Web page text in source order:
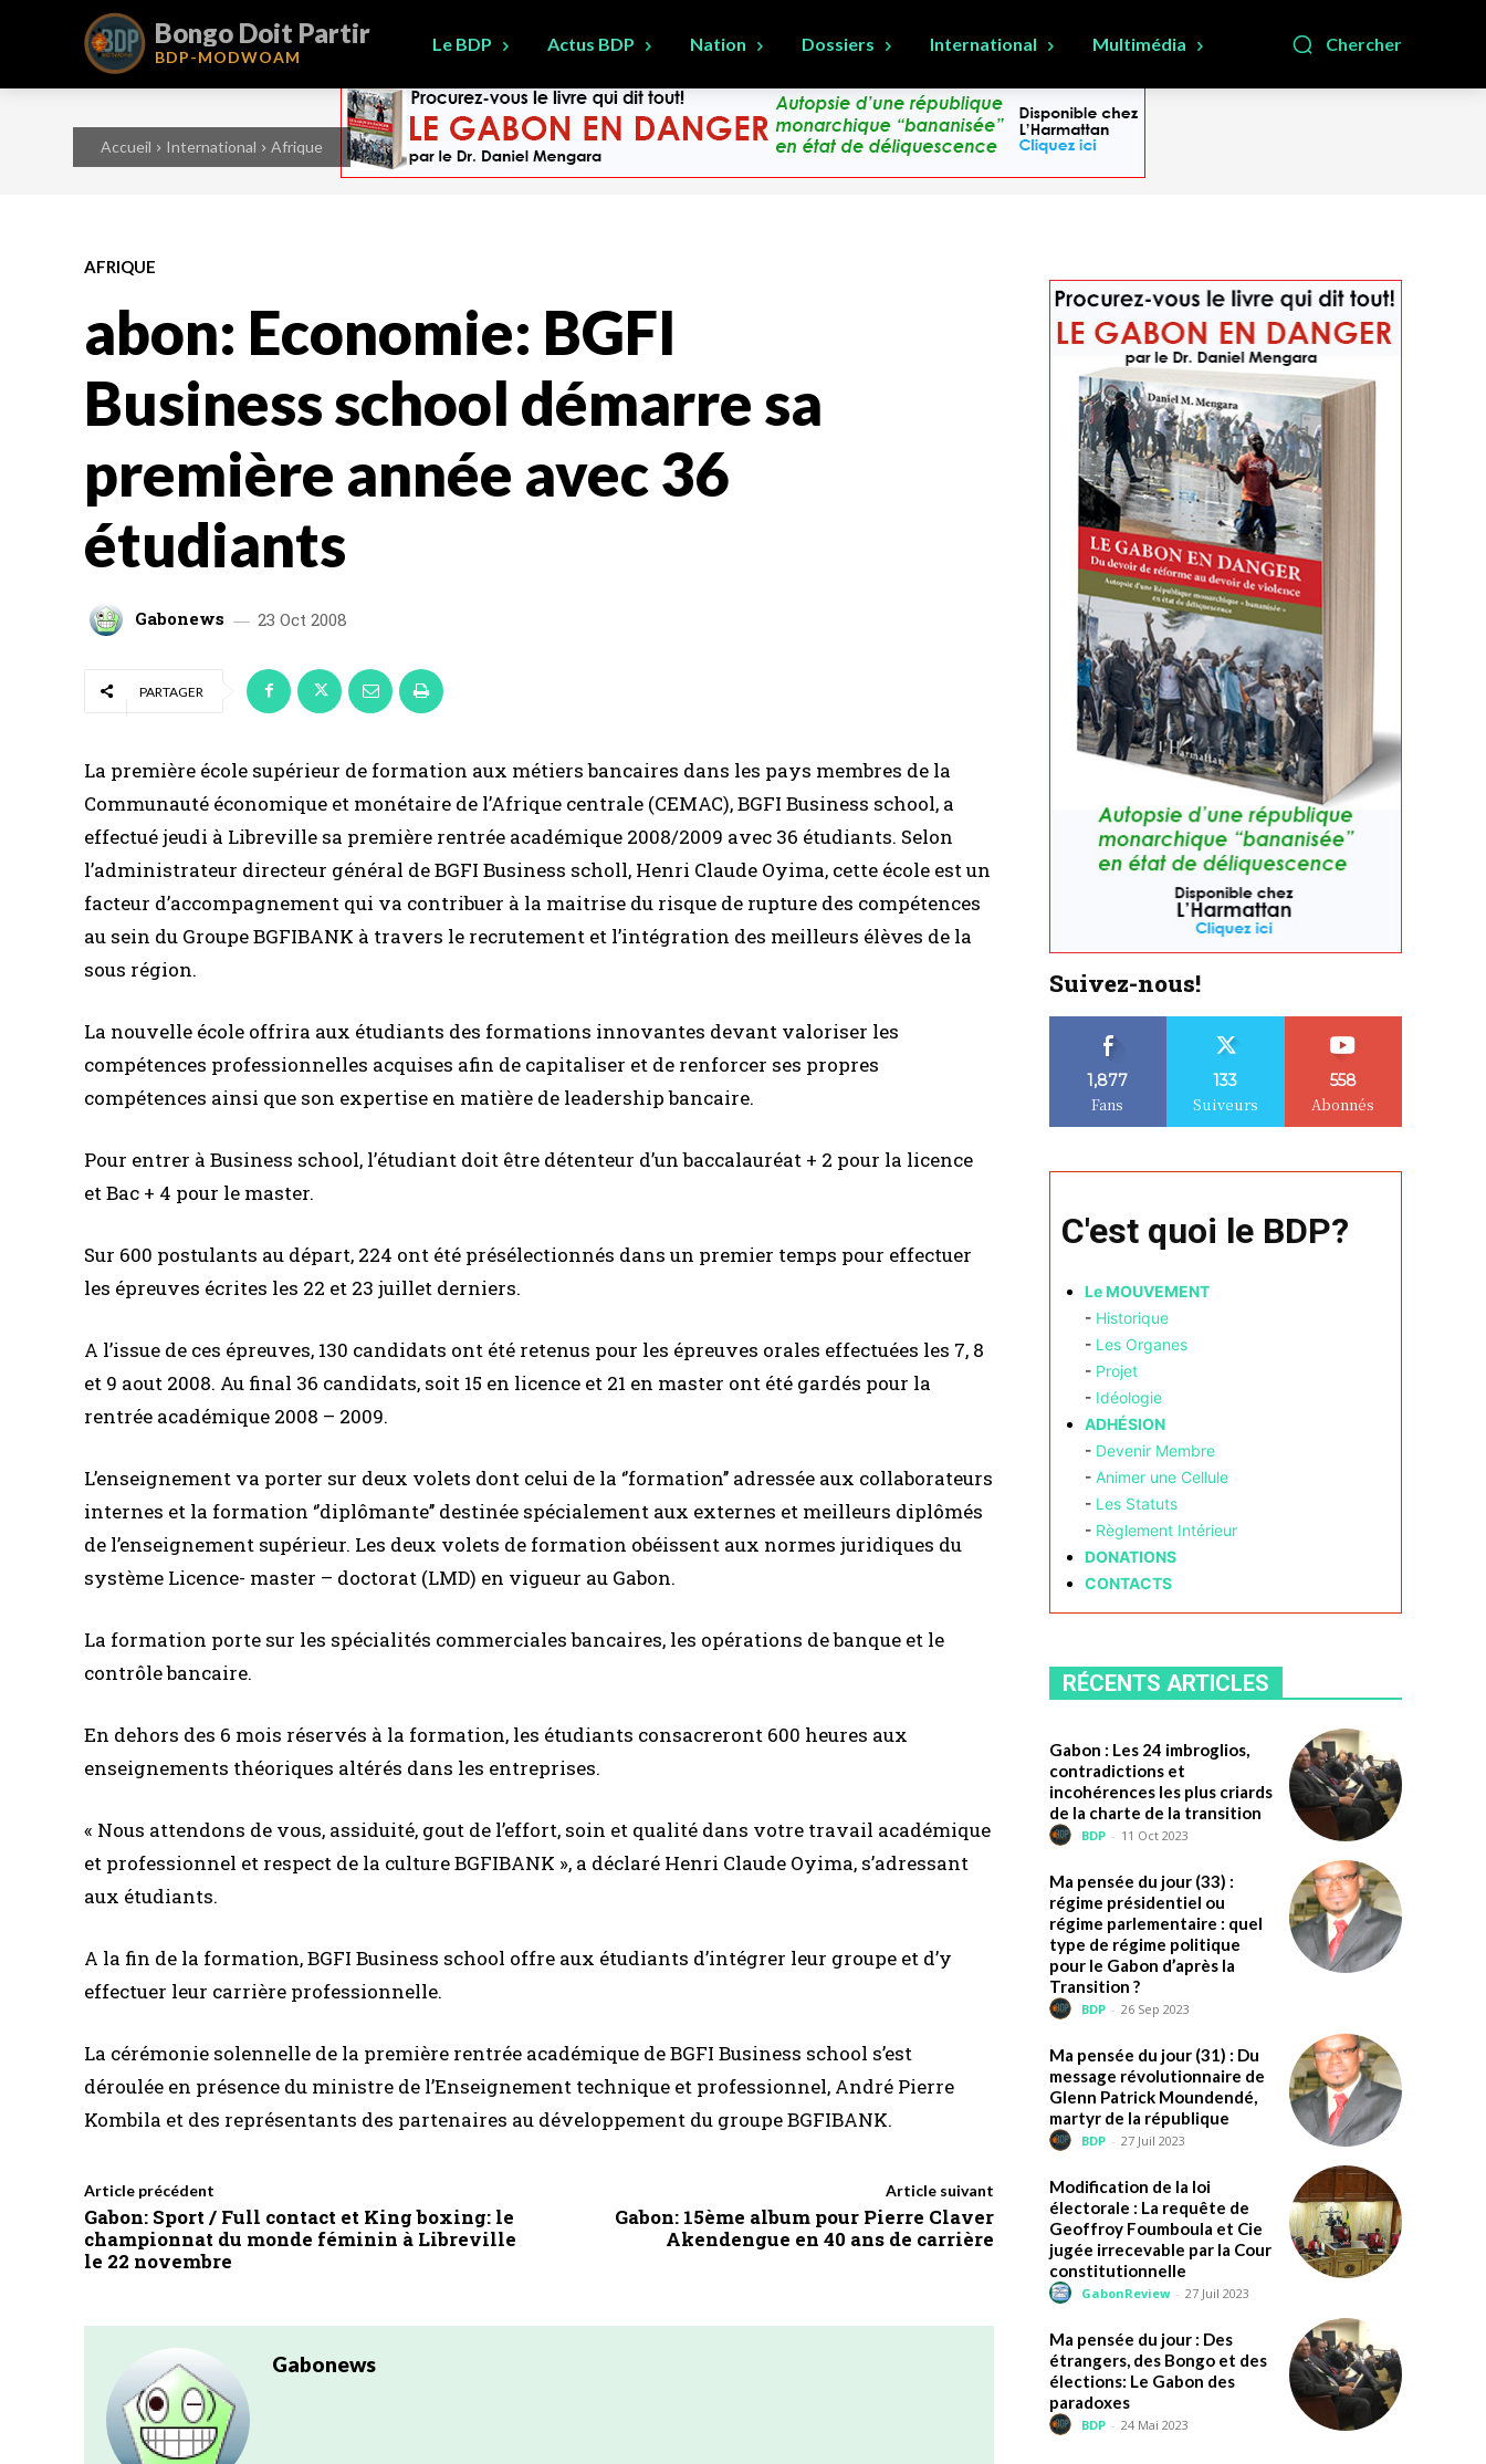
Bongo Doit Partir
BDP-MODWOAM
Chercher
Le BDP Actus BDP Nation Dossiers International Multimédia
Accueil International Afrique
AFRIQUE
abon: Economie: BGFI
Business school démarre sa
première année avec 36
étudiants
Gabonews 23 Oct 2008
PARTAGER
La première école supérieur de formation aux métiers bancaires dans les pays membres de la
Communauté économique et monétaire de l’Afrique centrale (CEMAC), BGFI Business school, a
effectué jeudi à Libreville sa première rentrée académique 2008/2009 avec 36 étudiants. Selon
l’administrateur directeur général de BGFI Business scholl, Henri Claude Oyima, cette école est un
facteur d’accompagnement qui va contribuer à la maitrise du risque de rupture des compétences
au sein du Groupe BGFIBANK à travers le recrutement et l’intégration des meilleurs élèves de la
sous région.
La nouvelle école offrira aux étudiants des formations innovantes devant valoriser les
compétences professionnelles acquises afin de capitaliser et de renforcer ses propres
compétences ainsi que son expertise en matière de leadership bancaire.
Pour entrer à Business school, l’étudiant doit être détenteur d’un baccalauréat + 2 pour la licence
et Bac + 4 pour le master.
Sur 600 postulants au départ, 224 ont été présélectionnés dans un premier temps pour effectuer
les épreuves écrites les 22 et 23 juillet derniers.
A l’issue de ces épreuves, 130 candidats ont été retenus pour les épreuves orales effectuées les 7, 8
et 9 aout 2008. Au final 36 candidats, soit 15 en licence et 21 en master ont été gardés pour la
rentrée académique 2008 – 2009.
L’enseignement va porter sur deux volets dont celui de la ‘’formation’’ adressée aux collaborateurs
internes et la formation ‘’diplômante’’ destinée spécialement aux externes et meilleurs diplômés
de l’enseignement supérieur. Les deux volets de formation obéissent aux normes juridiques du
système Licence- master – doctorat (LMD) en vigueur au Gabon.
La formation porte sur les spécialités commerciales bancaires, les opérations de banque et le
contrôle bancaire.
En dehors des 6 mois réservés à la formation, les étudiants consacreront 600 heures aux
enseignements théoriques altérés dans les entreprises.
« Nous attendons de vous, assiduité, gout de l’effort, soin et qualité dans votre travail académique
et professionnel et respect de la culture BGFIBANK », a déclaré Henri Claude Oyima, s’adressant
aux étudiants.
A la fin de la formation, BGFI Business school offre aux étudiants d’intégrer leur groupe et d’y
effectuer leur carrière professionnelle.
La cérémonie solennelle de la première rentrée académique de BGFI Business school s’est
déroulée en présence du ministre de l’Enseignement technique et professionnel, André Pierre
Kombila et des représentants des partenaires au développement du groupe BGFIBANK.
Article précédent
Gabon: Sport / Full contact et King boxing: le
championnat du monde féminin à Libreville
le 22 novembre
Article suivant
Gabon: 15ème album pour Pierre Claver
Akendengue en 40 ans de carrière
Gabonews
Suivez-nous!
1,877
Fans
133
Suiveurs
558
Abonnés
C'est quoi le BDP?
Le MOUVEMENT
- Historique
- Les Organes
- Projet
- Idéologie
ADHÉSION
- Devenir Membre
- Animer une Cellule
- Les Statuts
- Règlement Intérieur
DONATIONS
CONTACTS
RÉCENTS ARTICLES
Gabon : Les 24 imbroglios,
contradictions et
incohérences les plus criards
de la charte de la transition
BDP - 11 Oct 2023
Ma pensée du jour (33) :
régime présidentiel ou
régime parlementaire : quel
type de régime politique
pour le Gabon d’après la
Transition ?
BDP - 26 Sep 2023
Ma pensée du jour (31) : Du
message révolutionnaire de
Glenn Patrick Moundendé,
martyr de la république
BDP - 27 Juil 2023
Modification de la loi
électorale : La requête de
Geoffroy Foumboula et Cie
jugée irrecevable par la Cour
constitutionnelle
GabonReview - 27 Juil 2023
Ma pensée du jour : Des
étrangers, des Bongo et des
élections: Le Gabon des
paradoxes
BDP - 24 Mai 2023